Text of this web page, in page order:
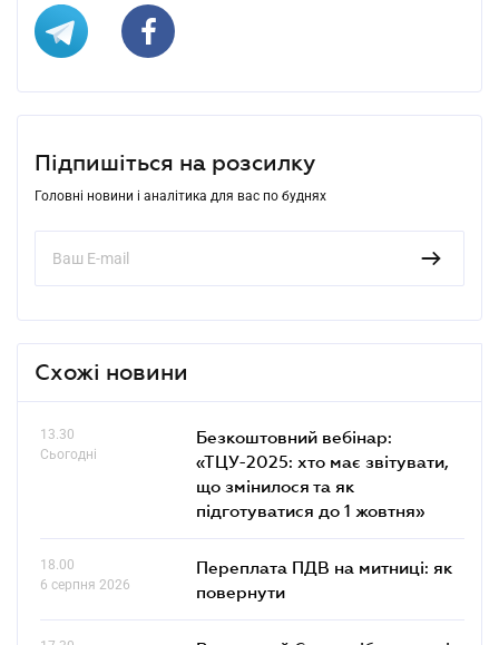
Підпишіться на розсилку
Головні новини і аналітика для вас по буднях
Схожі новини
13.30
Сьогодні
Безкоштовний вебінар:
«ТЦУ-2025: хто має звітувати,
що змінилося та як
підготуватися до 1 жовтня»
18.00
6 серпня 2026
Переплата ПДВ на митниці: як
повернути